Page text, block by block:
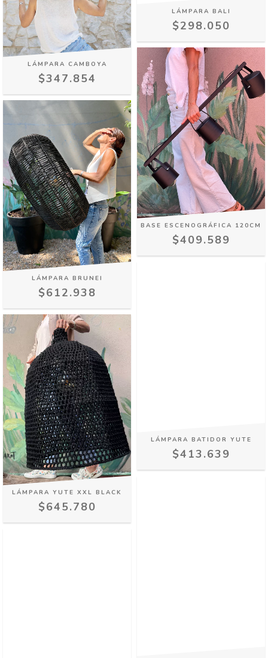
LÁMPARA CAMBOYA
$347.854
LÁMPARA BALI
$298.050
LÁMPARA BRUNEI
$612.938
BASE ESCENOGRÁFICA 120CM
$409.589
LÁMPARA YUTE XXL BLACK
$645.780
LÁMPARA BATIDOR YUTE
$413.639